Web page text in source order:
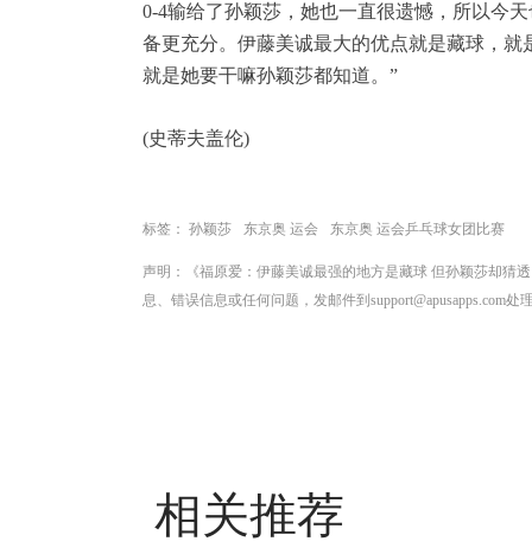
0-4输给了孙颖莎，她也一直很遗憾，所以今
备更充分。伊藤美诚最大的优点就是藏球，
就是她要干嘛孙颖莎都知道。”
(史蒂夫盖伦)
标签： 孙颖莎 东京奥 运会 东京奥 运会乒乓球女团比赛
声明：《福原爱：伊藤美诚最强的地方是藏球 但孙颖莎却猜
息、错误信息或任何问题，发邮件到support@apusapps.com处
相关推荐